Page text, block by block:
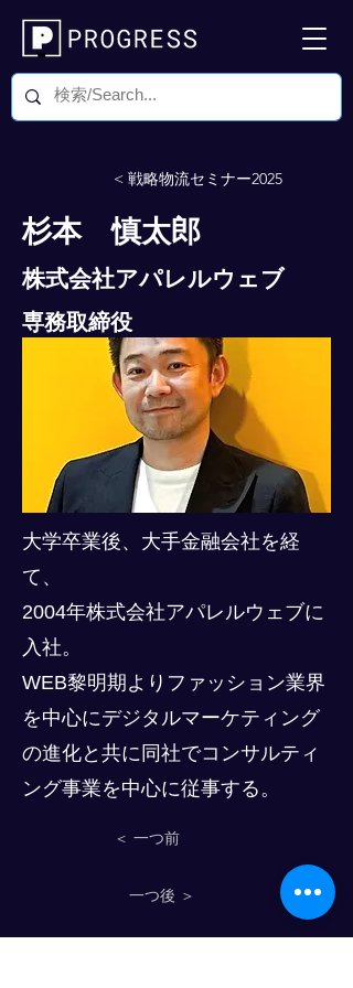
< 戦略物流セミナー2025
杉本 慎太郎
株式会社アパレルウェブ
専務取締役
大学卒業後、大手金融会社を経
て、
2004年株式会社アパレルウェブに
入社。
WEB黎明期よりファッション業界
を中心にデジタルマーケティング
の進化と共に同社でコンサルティ
ング事業を中心に従事する。
＜ 一つ前
一つ後 ＞